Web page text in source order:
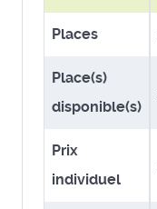
Places
Place(s)
disponible(s)
Prix
individuel